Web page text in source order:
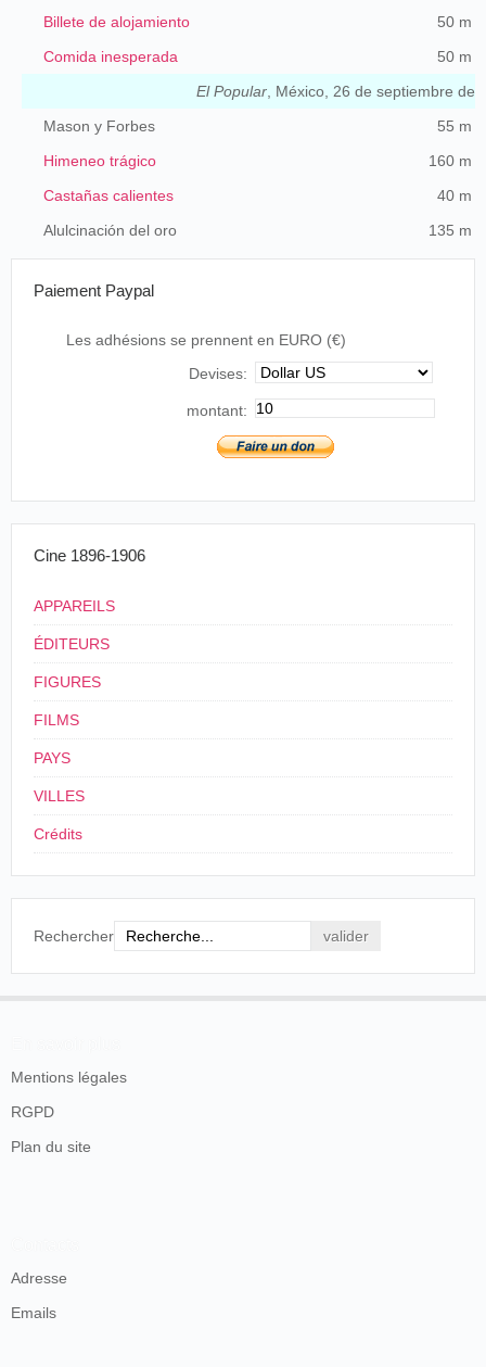
Billete de alojamiento
50 m
Comida inesperada
50 m
El Popular, México, 26 de septiembre de
Mason y Forbes
55 m
Himeneo trágico
160 m
Castañas calientes
40 m
Alulcinación del oro
135 m
Paiement Paypal
Les adhésions se prennent en EURO (€)
Devises:
montant:
Cine 1896-1906
APPAREILS
ÉDITEURS
FIGURES
FILMS
PAYS
VILLES
Crédits
Rechercher
Mentions légales
RGPD
Plan du site
Adresse
Emails